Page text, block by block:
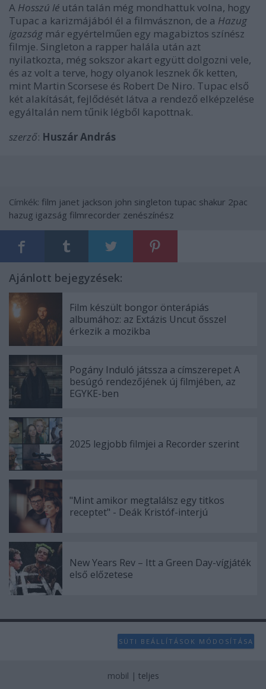
A Hosszú lé után talán még mondhattuk volna, hogy
Tupac a karizmájából él a filmvásznon, de a Hazug
igazság már egyértelműen egy magabiztos színész
filmje. Singleton a rapper halála után azt
nyilatkozta, még sokszor akart együtt dolgozni vele,
és az volt a terve, hogy olyanok lesznek ők ketten,
mint Martin Scorsese és Robert De Niro. Tupac első
két alakítását, fejlődését látva a rendező elképzelése
egyáltalán nem tűnik légből kapottnak.
szerző: Huszár András
Címkék: film janet jackson john singleton tupac shakur 2pac
hazug igazság filmrecorder zenészínész
Ajánlott bejegyzések:
Film készült bongor önterápiás
albumához: az Extázis Uncut ősszel
érkezik a mozikba
Pogány Induló játssza a címszerepet A
besúgó rendezőjének új filmjében, az
EGYKE-ben
2025 legjobb filmjei a Recorder szerint
"Mint amikor megtalálsz egy titkos
receptet" - Deák Kristóf-interjú
New Years Rev – Itt a Green Day-vígjáték
első előzetese
SÜTI BEÁLLÍTÁSOK MÓDOSÍTÁSA
mobil | teljes